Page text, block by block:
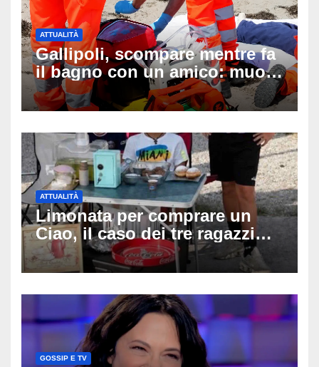
ATTUALITÀ
Gallipoli, scompare mentre fa
il bagno con un amico: muore
a 19 anni dopo 45 minuti di
disperati tentativi di
ATTUALITÀ
Limonata per comprare un
Ciao, il caso dei tre ragazzi
divide l’Italia: Fedriga li invita
in Regione, Vannacci li
GOSSIP E TV